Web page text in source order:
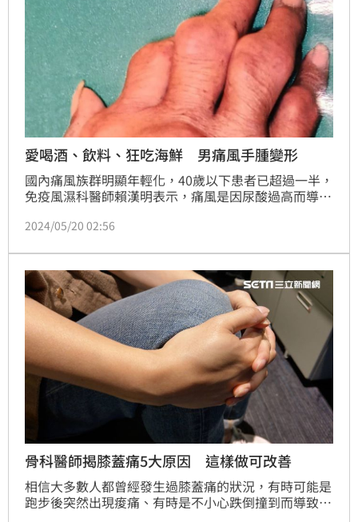
愛喝酒、飲料、狂吃海鮮 男痛風手腫變形
國內痛風族群明顯年輕化，40歲以下患者已超過一半，
免疫風濕科醫師賴漢明表示，痛風是因尿酸過高而導
飲料、吃海鮮、內臟等高普林食物過量，也會引起痛
值，才能遠離痛風復發及心血管疾病發生。
2024/05/20 02:56
骨科醫師揭膝蓋痛5大原因 這樣做可改善
相信大多數人都曾經發生過膝蓋痛的狀況，有時可能是
跑步後突然出現痠痛、有時是不小心跌倒撞到而導致，